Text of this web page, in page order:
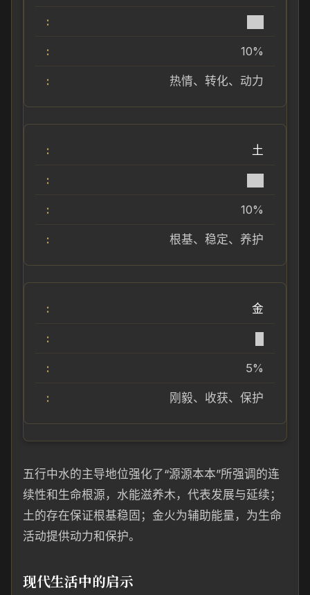
10%
热情、转化、动力
土
10%
根基、稳定、养护
金
5%
刚毅、收获、保护
五行中水的主导地位强化了“源源本本”所强调的连
续性和生命根源，水能滋养木，代表发展与延续；
土的存在保证根基稳固；金火为辅助能量，为生命
活动提供动力和保护。
现代生活中的启示